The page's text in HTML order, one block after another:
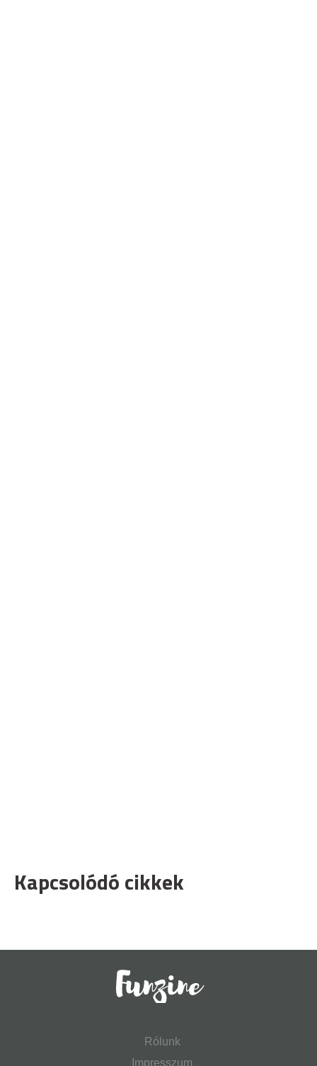
Kapcsolódó cikkek
Rólunk
Impresszum